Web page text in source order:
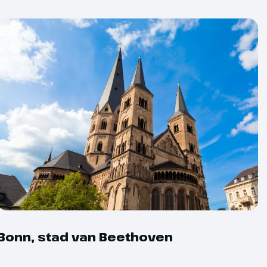
stad van Beethoven
onder voorbehoud. Wanneer er voor
vaarprogramma zijn, word je hierover
en andere extreme
van invloed zijn op de
deze onvoorspelbaarheid is het
of waterstanden het
Daarom kan het voorkomen dat
of tijdens de cruise moet worden